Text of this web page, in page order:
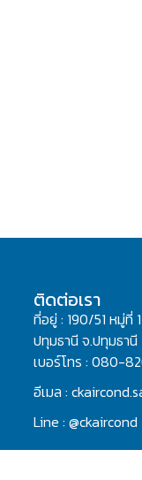
ติดต่อเรา
ที่อยู่ : 190/51 หมู่ที่
ปทุมธานี จ.ปทุมธานี
เบอร์โทร : 080-
อีเมล :
Line : @ckaircond